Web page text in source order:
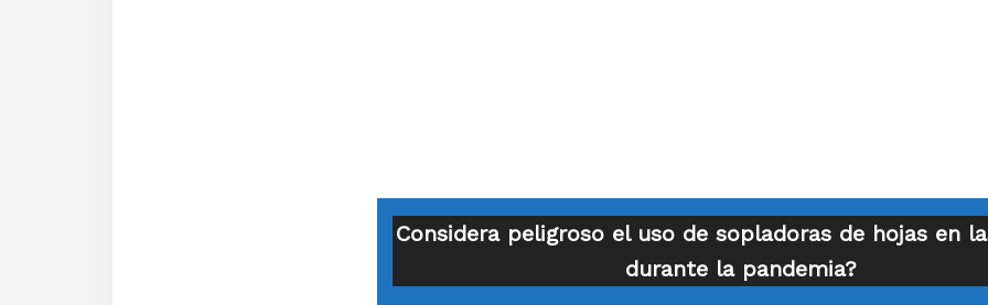
Considera peligroso el uso de sopladoras de hojas en
durante la pandemia?